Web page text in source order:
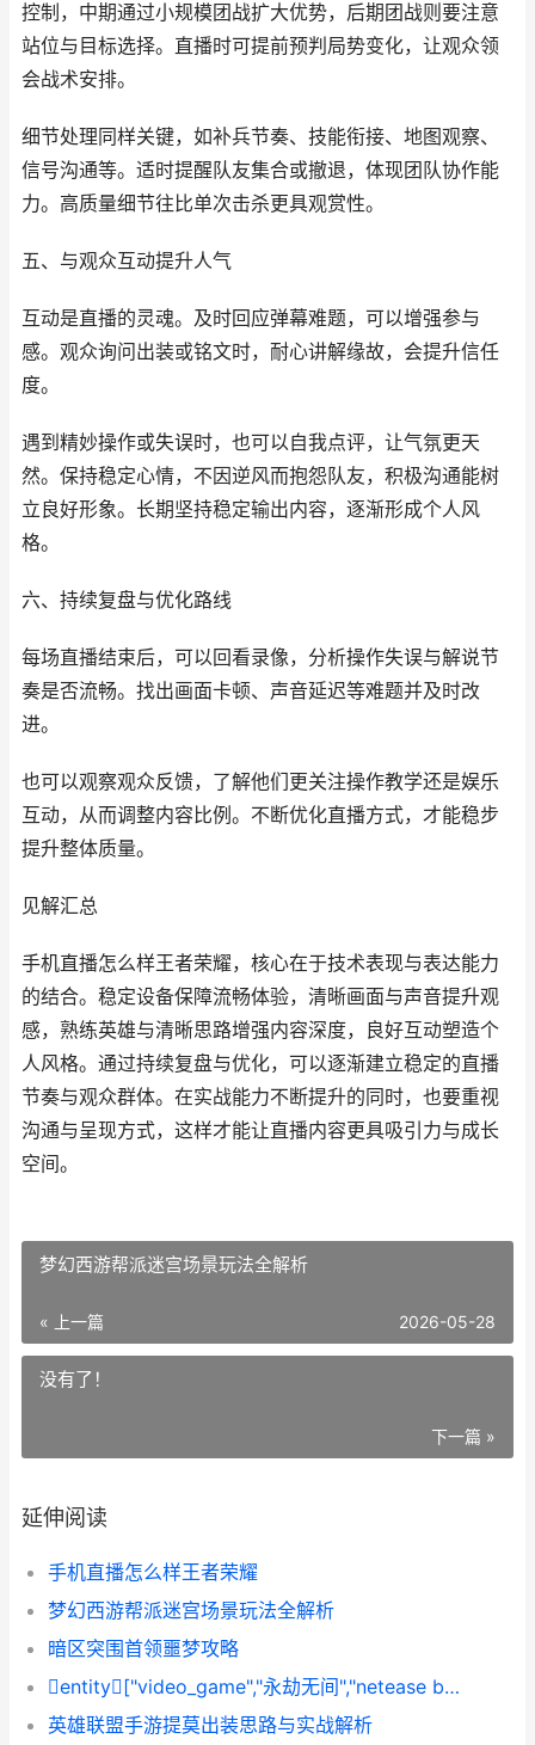
控制，中期通过小规模团战扩大优势，后期团战则要注意
站位与目标选择。直播时可提前预判局势变化，让观众领
会战术安排。
细节处理同样关键，如补兵节奏、技能衔接、地图观察、
信号沟通等。适时提醒队友集合或撤退，体现团队协作能
力。高质量细节往比单次击杀更具观赏性。
五、与观众互动提升人气
互动是直播的灵魂。及时回应弹幕难题，可以增强参与
感。观众询问出装或铭文时，耐心讲解缘故，会提升信任
度。
遇到精妙操作或失误时，也可以自我点评，让气氛更天
然。保持稳定心情，不因逆风而抱怨队友，积极沟通能树
立良好形象。长期坚持稳定输出内容，逐渐形成个人风
格。
六、持续复盘与优化路线
每场直播结束后，可以回看录像，分析操作失误与解说节
奏是否流畅。找出画面卡顿、声音延迟等难题并及时改
进。
也可以观察观众反馈，了解他们更关注操作教学还是娱乐
互动，从而调整内容比例。不断优化直播方式，才能稳步
提升整体质量。
见解汇总
手机直播怎么样王者荣耀，核心在于技术表现与表达能力
的结合。稳定设备保障流畅体验，清晰画面与声音提升观
感，熟练英雄与清晰思路增强内容深度，良好互动塑造个
人风格。通过持续复盘与优化，可以逐渐建立稳定的直播
节奏与观众群体。在实战能力不断提升的同时，也要重视
沟通与呈现方式，这样才能让直播内容更具吸引力与成长
空间。
梦幻西游帮派迷宫场景玩法全解析
« 上一篇 2026-05-28
没有了！
下一篇 »
延伸阅读
手机直播怎么样王者荣耀
梦幻西游帮派迷宫场景玩法全解析
暗区突围首领噩梦攻略
entity["video_game","永劫无间","netease battle royale 2026"]隐藏打野点位置与实战运
英雄联盟手游提莫出装思路与实战解析